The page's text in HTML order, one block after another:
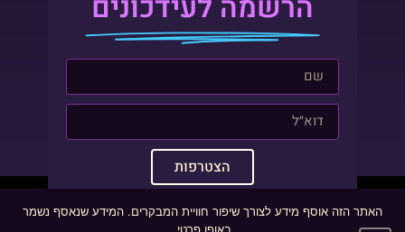
הצטרפות
האתר הזה אוסף מידע לצורך שיפור חוויית המבקרים. המידע שנאסף נשמר